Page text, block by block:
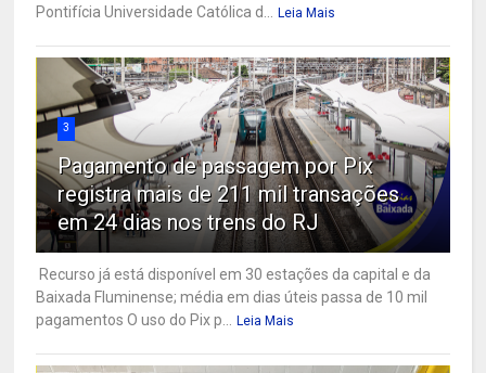
Pontifícia Universidade Católica d... Leia Mais
3
Pagamento de passagem por Pix
registra mais de 211 mil transações
em 24 dias nos trens do RJ
Recurso já está disponível em 30 estações da capital e da
Baixada Fluminense; média em dias úteis passa de 10 mil
pagamentos O uso do Pix p... Leia Mais